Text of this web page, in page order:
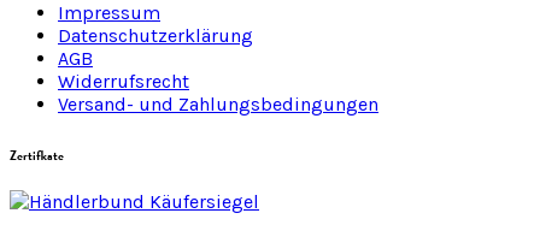
Impressum
Datenschutzerklärung
AGB
Widerrufsrecht
Versand- und Zahlungsbedingungen
Zertifkate